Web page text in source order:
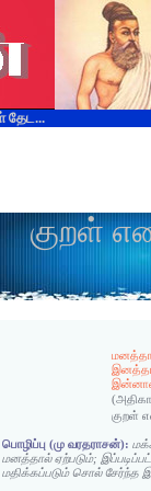
தேட...
குறள்
குறள்
பொழிப்பு (மு வரதராசன்):
மனத்தால் ஏற்படும்;
மதிக்கப்படும் சொல் சேர்ந்த